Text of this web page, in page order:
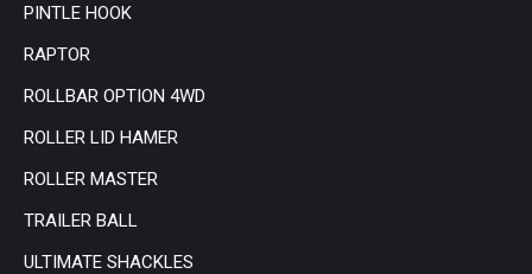
PINTLE HOOK
RAPTOR
ROLLBAR OPTION 4WD
ROLLER LID HAMER
ROLLER MASTER
TRAILER BALL
ULTIMATE SHACKLES